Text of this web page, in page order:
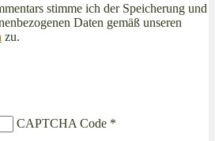
stimme ich der Speicherung und
Daten gemäß unseren
zu.
CAPTCHA Code *